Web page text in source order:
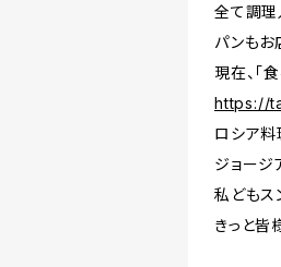
全て調理
パンもお
現在、「
https://
ロシア料
ジョージ
私どもス
きっと皆